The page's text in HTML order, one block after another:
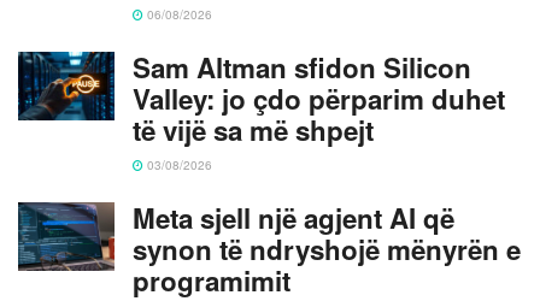
06/08/2026
Sam Altman sfidon Silicon
Valley: jo çdo përparim duhet
të vijë sa më shpejt
03/08/2026
Meta sjell një agjent AI që
synon të ndryshojë mënyrën e
programimit